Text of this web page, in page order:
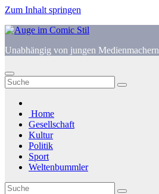
Zum Inhalt springen
Unabhängig von jungen Medienmachern
Home
Gesellschaft
Kultur
Politik
Sport
Weltenbummler